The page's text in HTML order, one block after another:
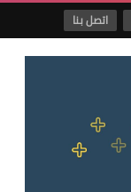
اتصل بنا